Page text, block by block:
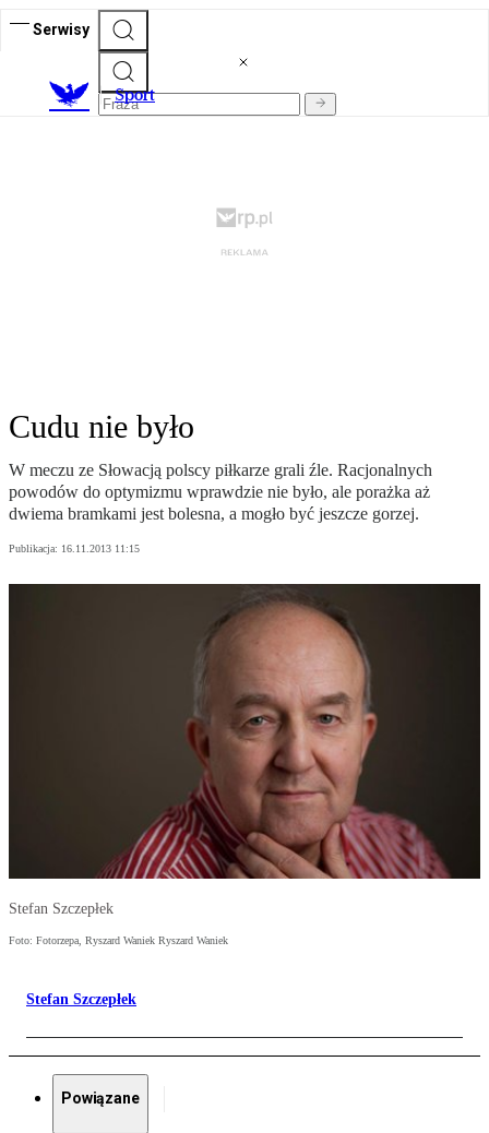
Serwisy
Sport
Cudu nie było
W meczu ze Słowacją polscy piłkarze grali źle. Racjonalnych
powodów do optymizmu wprawdzie nie było, ale porażka aż
dwiema bramkami jest bolesna, a mogło być jeszcze gorzej.
Publikacja: 16.11.2013 11:15
Stefan Szczepłek
Foto: Fotorzepa, Ryszard Waniek Ryszard Waniek
Stefan Szczepłek
Powiązane